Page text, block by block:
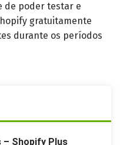
de poder testar e
gratuitamente
durante os períodos
– Shopify Plus